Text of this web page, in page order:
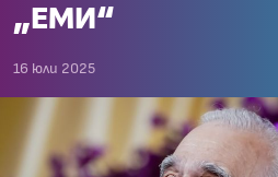
„ЕМИ“
16 юли 2025